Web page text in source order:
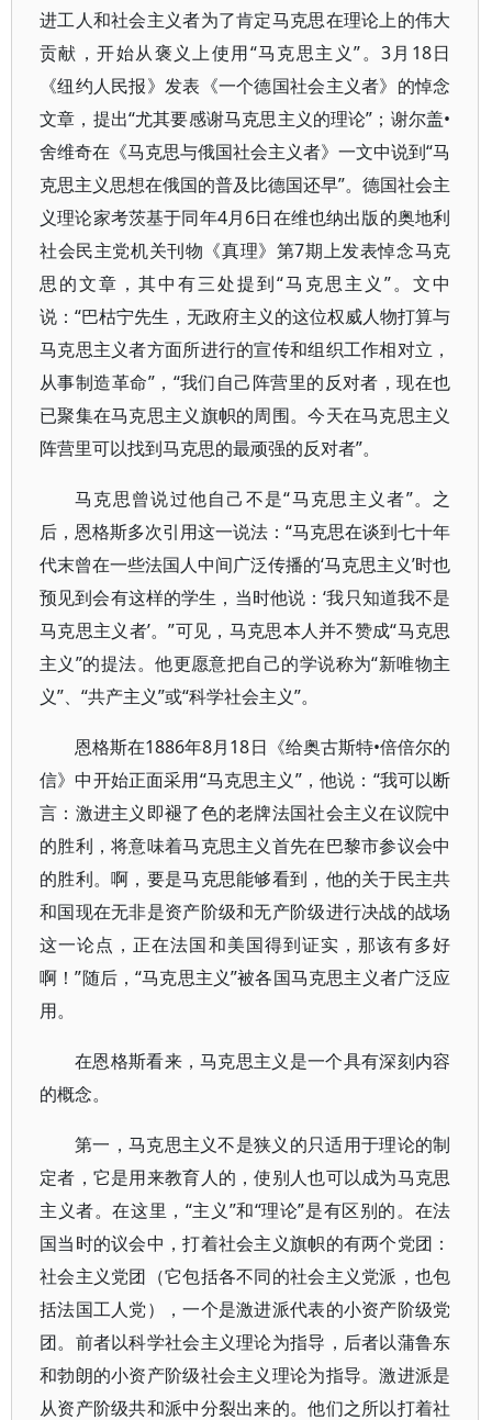
进工人和社会主义者为了肯定马克思在理论上的伟大
贡献，开始从褒义上使用“马克思主义”。3月18日
《纽约人民报》发表《一个德国社会主义者》的悼念
文章，提出“尤其要感谢马克思主义的理论”；谢尔盖•
舍维奇在《马克思与俄国社会主义者》一文中说到“马
克思主义思想在俄国的普及比德国还早”。德国社会主
义理论家考茨基于同年4月6日在维也纳出版的奥地利
社会民主党机关刊物《真理》第7期上发表悼念马克
思的文章，其中有三处提到“马克思主义”。文中
说：“巴枯宁先生，无政府主义的这位权威人物打算与
马克思主义者方面所进行的宣传和组织工作相对立，
从事制造革命”，“我们自己阵营里的反对者，现在也
已聚集在马克思主义旗帜的周围。今天在马克思主义
阵营里可以找到马克思的最顽强的反对者”。
马克思曾说过他自己不是“马克思主义者”。之
后，恩格斯多次引用这一说法：“马克思在谈到七十年
代末曾在一些法国人中间广泛传播的‘马克思主义’时也
预见到会有这样的学生，当时他说：‘我只知道我不是
马克思主义者’。”可见，马克思本人并不赞成“马克思
主义”的提法。他更愿意把自己的学说称为“新唯物主
义”、“共产主义”或“科学社会主义”。
恩格斯在1886年8月18日《给奥古斯特•倍倍尔的
信》中开始正面采用“马克思主义”，他说：“我可以断
言：激进主义即褪了色的老牌法国社会主义在议院中
的胜利，将意味着马克思主义首先在巴黎市参议会中
的胜利。啊，要是马克思能够看到，他的关于民主共
和国现在无非是资产阶级和无产阶级进行决战的战场
这一论点，正在法国和美国得到证实，那该有多好
啊！”随后，“马克思主义”被各国马克思主义者广泛应
用。
在恩格斯看来，马克思主义是一个具有深刻内容
的概念。
第一，马克思主义不是狭义的只适用于理论的制
定者，它是用来教育人的，使别人也可以成为马克思
主义者。在这里，“主义”和“理论”是有区别的。在法
国当时的议会中，打着社会主义旗帜的有两个党团：
社会主义党团（它包括各不同的社会主义党派，也包
括法国工人党），一个是激进派代表的小资产阶级党
团。前者以科学社会主义理论为指导，后者以蒲鲁东
和勃朗的小资产阶级社会主义理论为指导。激进派是
从资产阶级共和派中分裂出来的。他们之所以打着社